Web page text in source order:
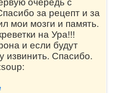
очередь с
за рецепт и за
мои мозги и память.
на Ура!!!
и если будут
извинить. Спасибо.